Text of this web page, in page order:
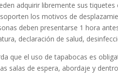
adquirir libremente sus
los motivos de
deben presentarse 1 hora
declaración de salud,
que el uso de tapabocas es
salas de espera, abordaje y